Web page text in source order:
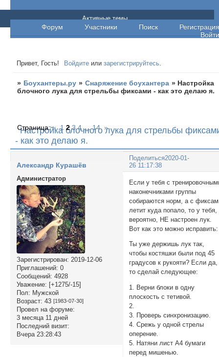
Боухантеры.ру
Форум Участники Поиск
Регистрация
Войти
Активные темы
Привет, Гость! Войдите илизарегистрируйтесь.
» Боухантеры.ру » Снаряжение боухантера » Настройка
блочного лука для стрельбы фиксами - как это делаю я.
Настройка блочного лука для стрельбы
- как это делаю я.
Страница:« 1 2 3 4 … 14 »
Поделиться2020-01-
26 11:17:38
Александр Курашёв
Администратор
Зарегистрирован: 2019-12-06
Приглашений: 0
Сообщений: 4928
Уважение: [+1275/-15]
Пол: Мужской
Возраст: 43 [1983-07-30]
Провел на форуме:
3 месяца 11 дней
Последний визит:
Вчера 23:28:43
Если у тебя с
наконечниками группы
собираются норм, а с
летит куда попало, то у тебя,
вероятно, НЕ настроен лук.
Вот как это можно исправить:
Ты уже держишь лук так,
чтобы костяшки были под 45
градусов к рукояти? Если да,
то сделай следующее:
1. Верни блоки в одну
плоскость с тетивой.
2.
3. Проверь синхронизацию.
4. Срежь у одной стрелы
оперение.
5. Натяни лист А4 бумаги
перед мишенью.